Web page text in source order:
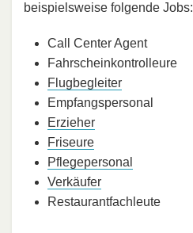
beispielsweise folgende Jobs:
Call Center Agent
Fahrscheinkontrolleure
Flugbegleiter
Empfangspersonal
Erzieher
Friseure
Pflegepersonal
Verkäufer
Restaurantfachleute